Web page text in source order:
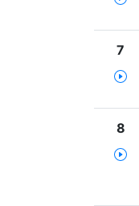
7
8